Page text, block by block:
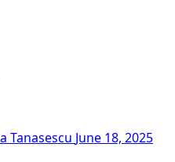
Tanasescu June 18, 2025